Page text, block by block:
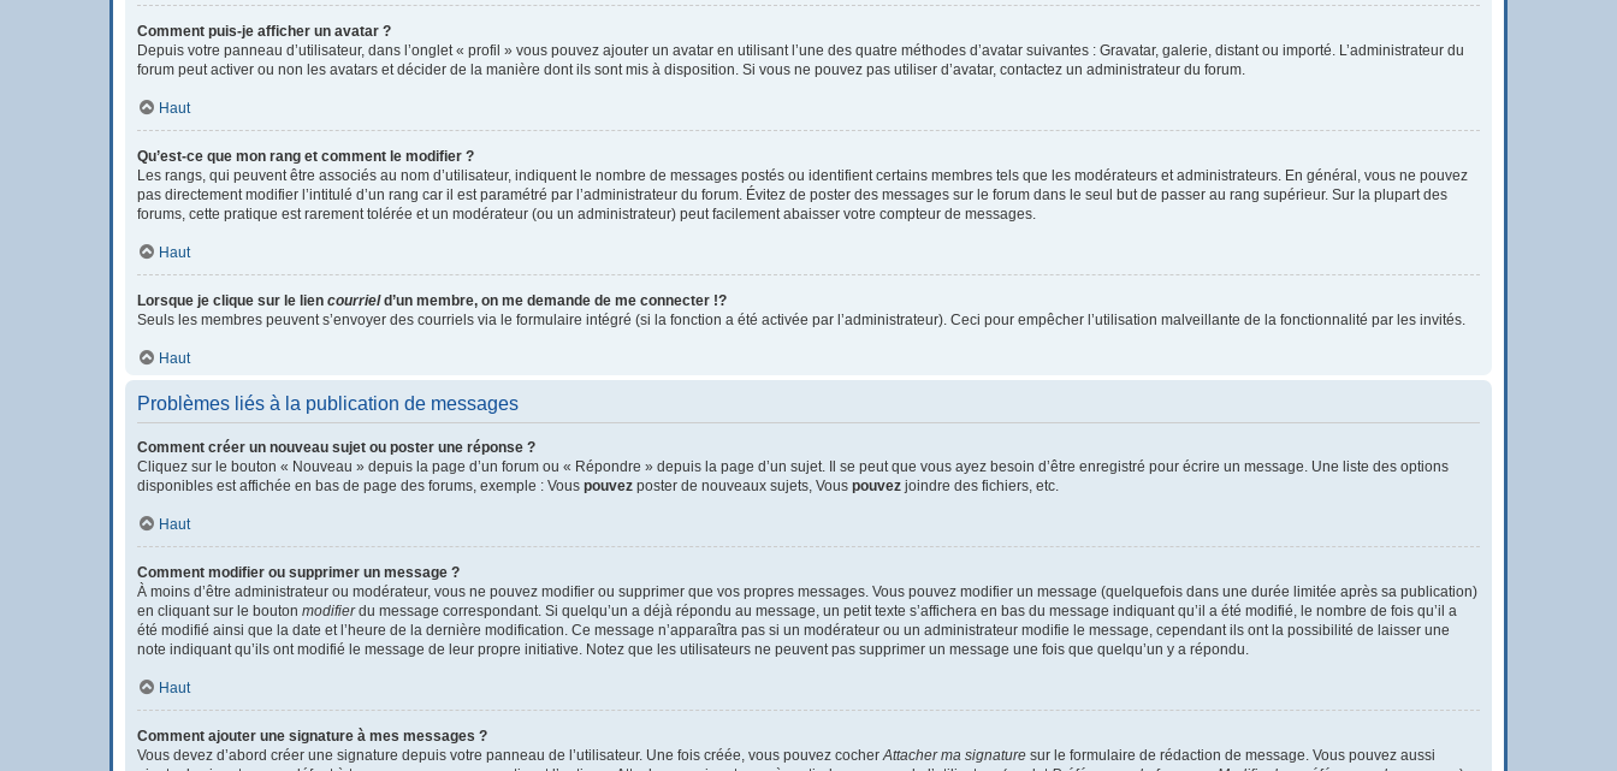
Comment puis-je afficher un avatar ?
Depuis votre panneau d’utilisateur, dans l’onglet « profil » vous pouvez ajouter un avatar en utilisant l’une des quatre méthodes d’avatar suivantes : Gravatar, galerie, distant ou importé. L’administrateur du
forum peut activer ou non les avatars et décider de la manière dont ils sont mis à disposition. Si vous ne pouvez pas utiliser d’avatar, contactez un administrateur du forum.
Haut
Qu’est-ce que mon rang et comment le modifier ?
Les rangs, qui peuvent être associés au nom d’utilisateur, indiquent le nombre de messages postés ou identifient certains membres tels que les modérateurs et administrateurs. En général, vous ne pouvez
pas directement modifier l’intitulé d’un rang car il est paramétré par l’administrateur du forum. Évitez de poster des messages sur le forum dans le seul but de passer au rang supérieur. Sur la plupart des
forums, cette pratique est rarement tolérée et un modérateur (ou un administrateur) peut facilement abaisser votre compteur de messages.
Haut
Lorsque je clique sur le lien courrield’un membre, on me demande de me connecter !?
Seuls les membres peuvent s’envoyer des courriels via le formulaire intégré (si la fonction a été activée par l’administrateur). Ceci pour empêcher l’utilisation malveillante de la fonctionnalité par les invités.
Haut
Problèmes liés à la publication de messages
Comment créer un nouveau sujet ou poster une réponse ?
Cliquez sur le bouton « Nouveau » depuis la page d’un forum ou « Répondre » depuis la page d’un sujet. Il se peut que vous ayez besoin d’être enregistré pour écrire un message. Une liste des options
disponibles est affichée en bas de page des forums, exemple : Vous pouvez poster de nouveaux sujets, Vous pouvez joindre des fichiers, etc.
Haut
Comment modifier ou supprimer un message ?
À moins d’être administrateur ou modérateur, vous ne pouvez modifier ou supprimer que vos propres messages. Vous pouvez modifier un message (quelquefois dans une durée limitée après sa publication)
en cliquant sur le bouton modifierdu message correspondant. Si quelqu’un a déjà répondu au message, un petit texte s’affichera en bas du message indiquant qu’il a été modifié, le nombre de fois qu’il a
été modifié ainsi que la date et l’heure de la dernière modification. Ce message n’apparaîtra pas si un modérateur ou un administrateur modifie le message, cependant ils ont la possibilité de laisser une
note indiquant qu’ils ont modifié le message de leur propre initiative. Notez que les utilisateurs ne peuvent pas supprimer un message une fois que quelqu’un y a répondu.
Haut
Comment ajouter une signature à mes messages ?
Vous devez d’abord créer une signature depuis votre panneau de l’utilisateur. Une fois créée, vous pouvez cocherAttacher ma signature sur le formulaire de rédaction de message. Vous pouvez aussi